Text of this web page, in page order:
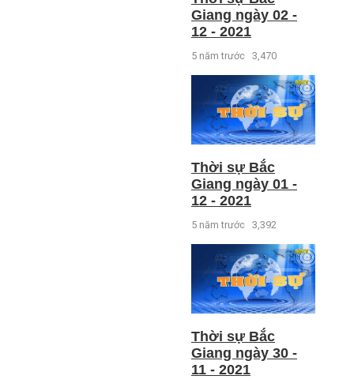
Giang ngày 02 -
12 - 2021
5 năm trước 3,470
Thời sự Bắc
Giang ngày 01 -
12 - 2021
5 năm trước 3,392
Thời sự Bắc
Giang ngày 30 -
11 - 2021